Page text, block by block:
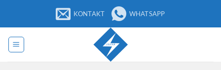
springen
KONTAKT WHATSAPP